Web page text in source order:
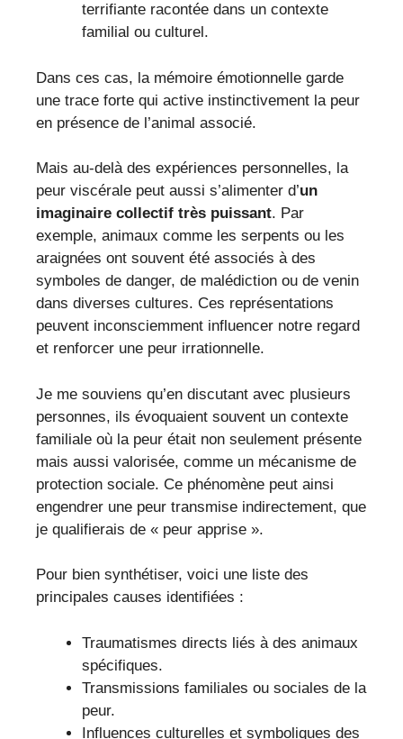
terrifiante racontée dans un contexte
familial ou culturel.
Dans ces cas, la mémoire émotionnelle garde
une trace forte qui active instinctivement la peur
en présence de l’animal associé.
Mais au-delà des expériences personnelles, la
peur viscérale peut aussi s’alimenter d’un
imaginaire collectif très puissant. Par
exemple, animaux comme les serpents ou les
araignées ont souvent été associés à des
symboles de danger, de malédiction ou de venin
dans diverses cultures. Ces représentations
peuvent inconsciemment influencer notre regard
et renforcer une peur irrationnelle.
Je me souviens qu’en discutant avec plusieurs
personnes, ils évoquaient souvent un contexte
familiale où la peur était non seulement présente
mais aussi valorisée, comme un mécanisme de
protection sociale. Ce phénomène peut ainsi
engendrer une peur transmise indirectement, que
je qualifierais de « peur apprise ».
Pour bien synthétiser, voici une liste des
principales causes identifiées :
Traumatismes directs liés à des animaux
spécifiques.
Transmissions familiales ou sociales de la
peur.
Influences culturelles et symboliques des